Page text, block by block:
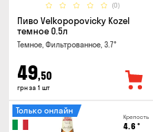
(0)
Пиво Velkopopovicky Kozel
темное 0.5л
Темное, Фильтрованное, 3.7°
49,50
грн за 1 шт
Крепость
4.6 °
Только онлайн